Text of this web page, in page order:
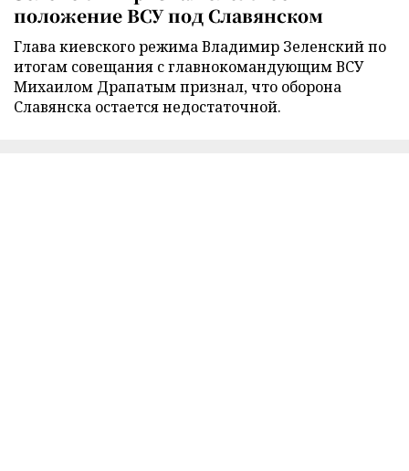
положение ВСУ под Славянском
Глава киевского режима Владимир Зеленский по
итогам совещания с главнокомандующим ВСУ
Михаилом Драпатым признал, что оборона
Славянска остается недостаточной.